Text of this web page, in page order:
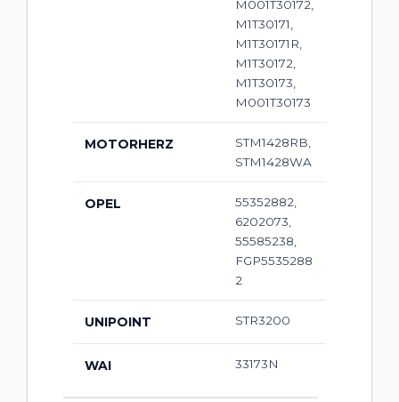
M001T30172,
M1T30171,
M1T30171R,
M1T30172,
M1T30173,
M001T30173
MOTORHERZ
STM1428RB,
STM1428WA
OPEL
55352882,
6202073,
55585238,
FGP5535288
2
UNIPOINT STR3200
WAI 33173N